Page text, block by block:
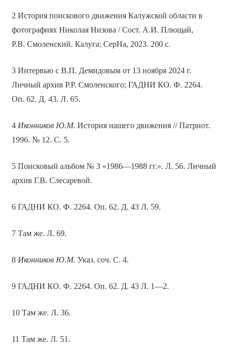
2 История поискового движения Калужской области в
фотографиях Николая Низова / Сост. А.И. Плющай,
Р.В. Смоленский. Калуга: СерНа, 2023. 200 с.
3 Интервью с В.П. Демидовым от 13 ноября 2024 г.
Личный архив Р.Р. Смоленского; ГАДНИ КО. Ф. 2264.
Оп. 62. Д. 43. Л. 65.
4 Иконников Ю.М. История нашего движения // Патриот.
1996. № 12. С. 5.
5 Поисковый альбом № 3 «1986—1988 гг.». Л. 56. Личный
архив Г.В. Слесаревой.
6 ГАДНИ КО. Ф. 2264. Оп. 62. Д. 43 Л. 59.
7 Там же. Л. 69.
8 Иконников Ю.М. Указ. соч. С. 4.
9 ГАДНИ КО. Ф. 2264. Оп. 62. Д. 43 Л. 1—2.
10 Там же. Л. 36.
11 Там же. Л. 51.